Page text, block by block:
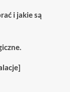
i jakie są